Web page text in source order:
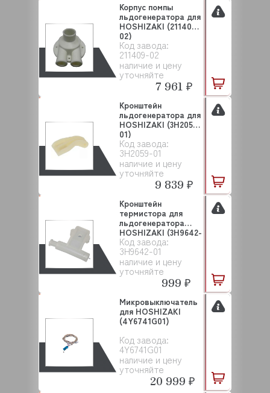
Код завода:
211409-02
наличие и цену
уточняйте
Корпус помпы
льдогенератора для
HOSHIZAKI (211409-
02)
7 961 ₽
Код завода:
3H2059-01
наличие и цену
уточняйте
Кронштейн
льдогенератора для
HOSHIZAKI (3H2059-
01)
9 839 ₽
Код завода:
3H9642-01
наличие и цену
уточняйте
Кронштейн
термистора для
льдогенератора
HOSHIZAKI (3H9642-
01)
999 ₽
Код завода:
4Y6741G01
наличие и цену
уточняйте
Микровыключатель
для HOSHIZAKI
(4Y6741G01)
20 999 ₽